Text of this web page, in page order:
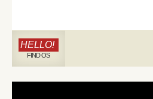
HELLO!
FIND OS